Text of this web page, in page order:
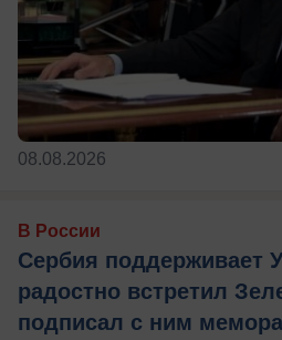
08.08.2026
В России
Сербия поддерживает
радостно встретил
подписал с ним